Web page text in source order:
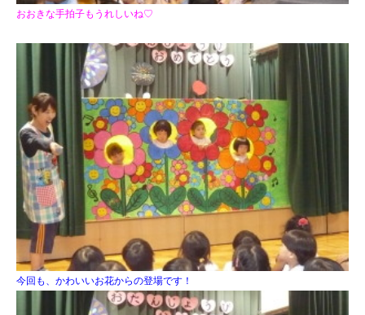
おおきな手拍子もうれしいね♡
今回も、かわいいお花からの登場です！